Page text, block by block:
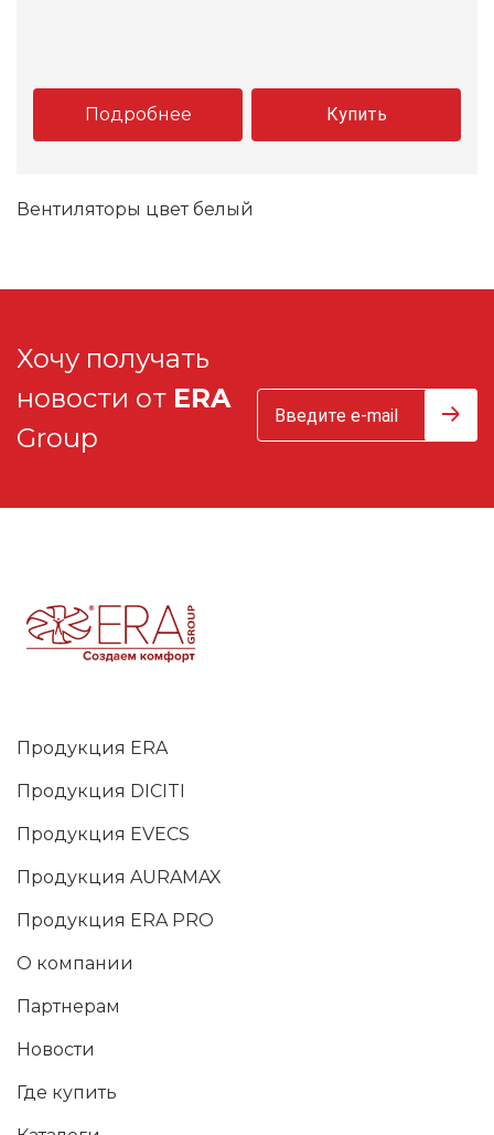
Подробнее Купить
Вентиляторы цвет белый
Хочу получать
новости от ERA
Group
Продукция ERA
Продукция DICITI
Продукция EVECS
Продукция AURAMAX
Продукция ERA PRO
О компании
Партнерам
Новости
Где купить